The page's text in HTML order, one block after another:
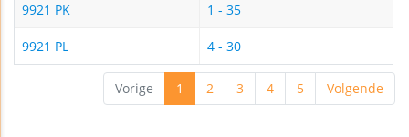
9921 PK 1 - 35
9921 PL 4 - 30
Vorige 1 2 3 4 5 Volgende